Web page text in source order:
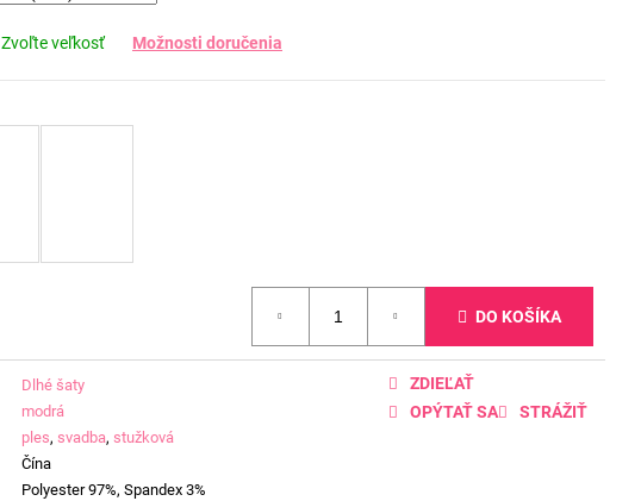
Zvoľte veľkosť Možnosti doručenia
DO KOŠÍKA
Dlhé šaty
modrá
ples, svadba, stužková
Čína
Polyester 97%, Spandex 3%
OPÝTAŤ SA STRÁŽIŤ
ZDIEĽAŤ